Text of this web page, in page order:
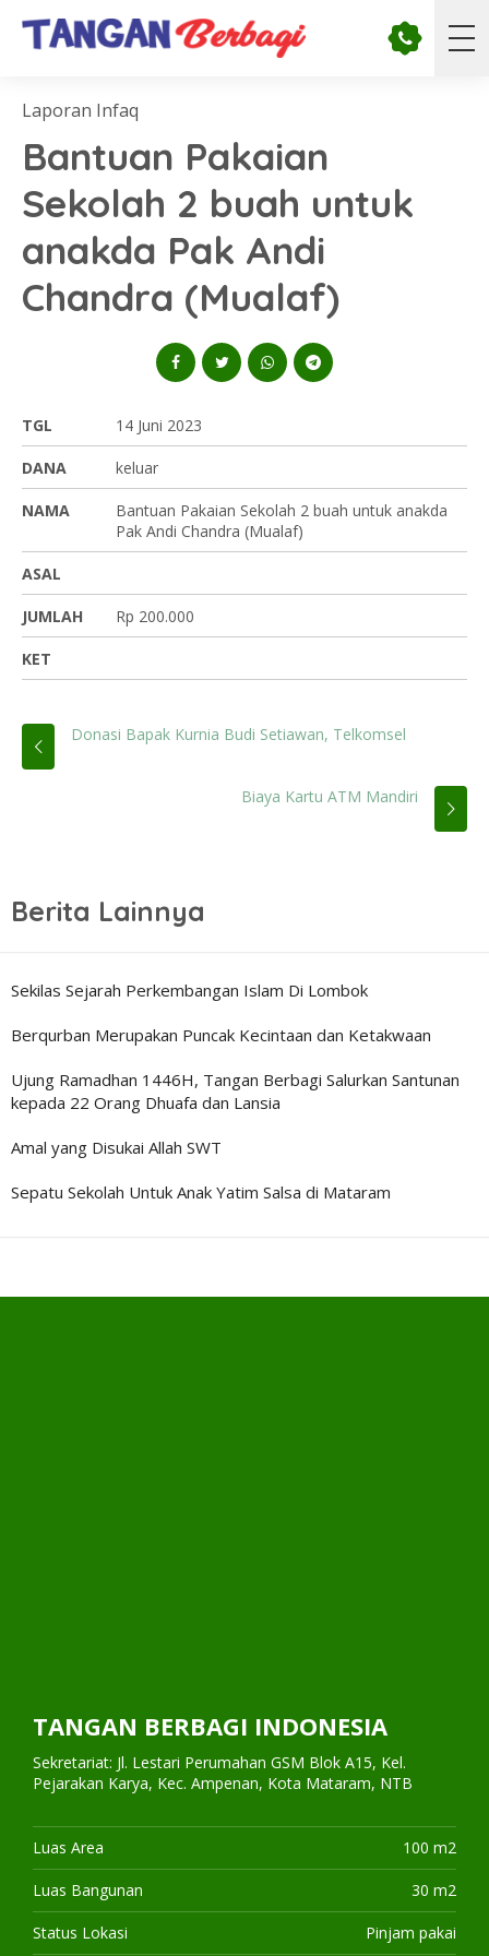
Laporan Infaq
Bantuan Pakaian
Sekolah 2 buah untuk
anakda Pak Andi
Chandra (Mualaf)
TGL 14 Juni 2023
DANA keluar
NAMA
Bantuan Pakaian Sekolah 2 buah untuk anakda
Pak Andi Chandra (Mualaf)
ASAL
JUMLAH Rp 200.000
KET
Donasi Bapak Kurnia Budi Setiawan, Telkomsel
Biaya Kartu ATM Mandiri
Berita Lainnya
Sekilas Sejarah Perkembangan Islam Di Lombok
Berqurban Merupakan Puncak Kecintaan dan Ketakwaan
Ujung Ramadhan 1446H, Tangan Berbagi Salurkan Santunan
kepada 22 Orang Dhuafa dan Lansia
Amal yang Disukai Allah SWT
Sepatu Sekolah Untuk Anak Yatim Salsa di Mataram
TANGAN BERBAGI INDONESIA
Sekretariat: Jl. Lestari Perumahan GSM Blok A15, Kel.
Pejarakan Karya, Kec. Ampenan, Kota Mataram, NTB
Luas Area 100 m2
Luas Bangunan 30 m2
Status Lokasi Pinjam pakai